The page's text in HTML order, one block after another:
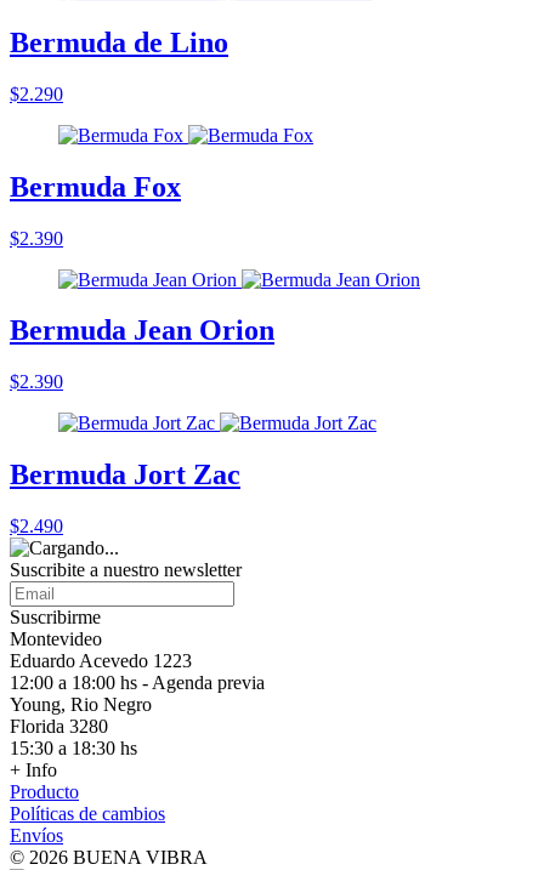
Bermuda de Lino
$2.290
Bermuda Fox
$2.390
Bermuda Jean Orion
$2.390
Bermuda Jort Zac
$2.490
Suscribite a nuestro newsletter
Suscribirme
Montevideo
Eduardo Acevedo 1223
12:00 a 18:00 hs - Agenda previa
Young, Rio Negro
Florida 3280
15:30 a 18:30 hs
+ Info
Producto
Políticas de cambios
Envíos
© 2026 BUENA VIBRA